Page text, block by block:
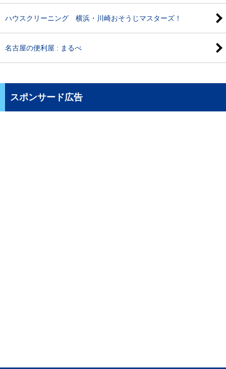
ハウスクリーニング 横浜・川崎おそうじマスターズ！
名古屋の便利屋 : まるべ
スポンサード広告